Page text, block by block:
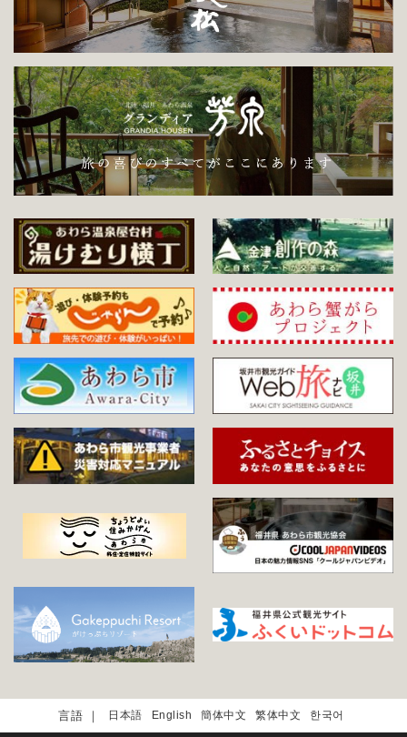
日本語 English 簡体中文 繁体中文 한국어